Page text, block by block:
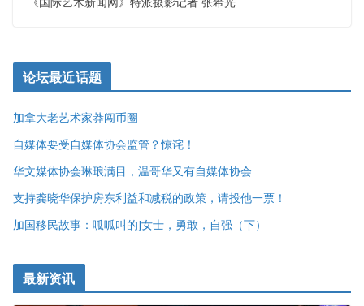
论坛最近话题
加拿大老艺术家莽闯币圈
自媒体要受自媒体协会监管？惊诧！
华文媒体协会琳琅满目，温哥华又有自媒体协会
支持龚晓华保护房东利益和减税的政策，请投他一票！
加国移民故事：呱呱叫的J女士，勇敢，自强（下）
最新资讯